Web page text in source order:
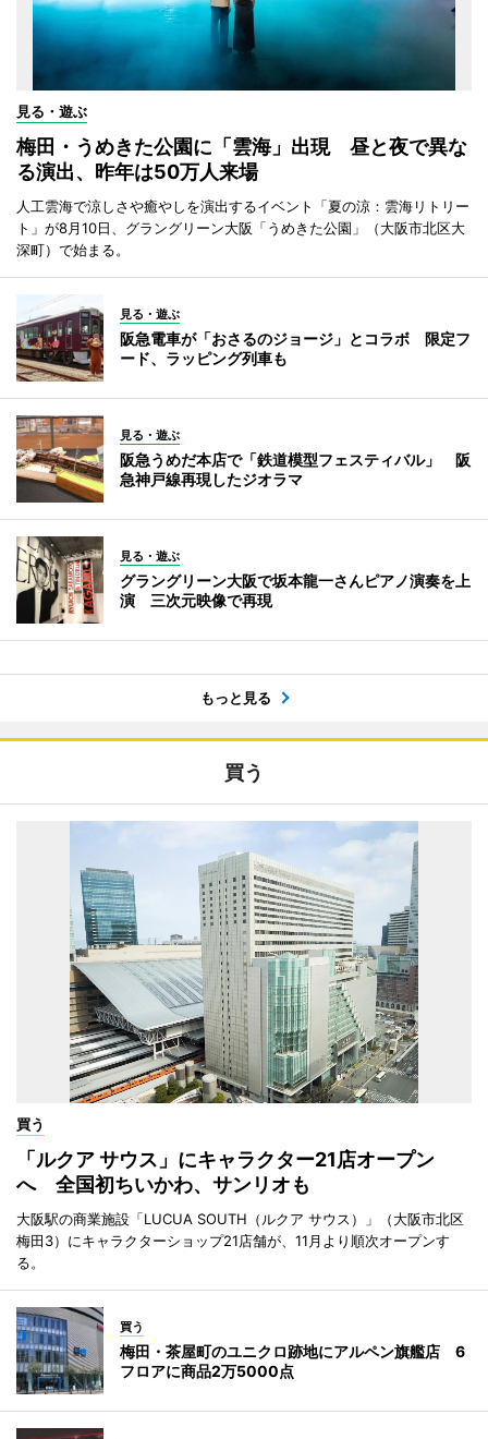
見る・遊ぶ
梅田・うめきた公園に「雲海」出現 昼と夜で異な
る演出、昨年は50万人来場
人工雲海で涼しさや癒やしを演出するイベント「夏の涼：雲海リトリー
ト」が8月10日、グラングリーン大阪「うめきた公園」（大阪市北区大
深町）で始まる。
見る・遊ぶ
阪急電車が「おさるのジョージ」とコラボ 限定フ
ード、ラッピング列車も
見る・遊ぶ
阪急うめだ本店で「鉄道模型フェスティバル」 阪
急神戸線再現したジオラマ
見る・遊ぶ
グラングリーン大阪で坂本龍一さんピアノ演奏を上
演 三次元映像で再現
もっと見る
買う
買う
「ルクア サウス」にキャラクター21店オープン
へ 全国初ちいかわ、サンリオも
大阪駅の商業施設「LUCUA SOUTH（ルクア サウス）」（大阪市北区
梅田3）にキャラクターショップ21店舗が、11月より順次オープンす
る。
買う
梅田・茶屋町のユニクロ跡地にアルペン旗艦店 6
フロアに商品2万5000点